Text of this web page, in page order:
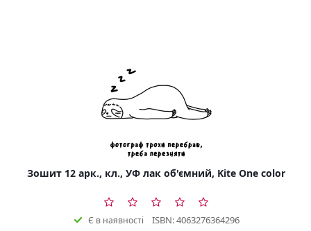
Зошит 12 арк., кл., УФ лак об'ємний, Kite One color
Є в наявності ISBN: 4063276364296